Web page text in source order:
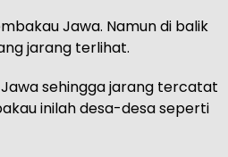
Jawa. Namun di balik
jarang terlihat.
sehingga jarang tercatat
inilah desa-desa seperti